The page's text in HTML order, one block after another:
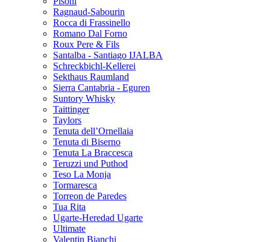
Ragnaud-Sabourin
Rocca di Frassinello
Romano Dal Forno
Roux Pere & Fils
Santalba - Santiago IJALBA
Schreckbichl-Kellerei
Sekthaus Raumland
Sierra Cantabria - Eguren
Suntory Whisky
Taittinger
Taylors
Tenuta dell’Ornellaia
Tenuta di Biserno
Tenuta La Braccesca
Teruzzi und Puthod
Teso La Monja
Tormaresca
Torreon de Paredes
Tua Rita
Ugarte-Heredad Ugarte
Ultimate
Valentin Bianchi